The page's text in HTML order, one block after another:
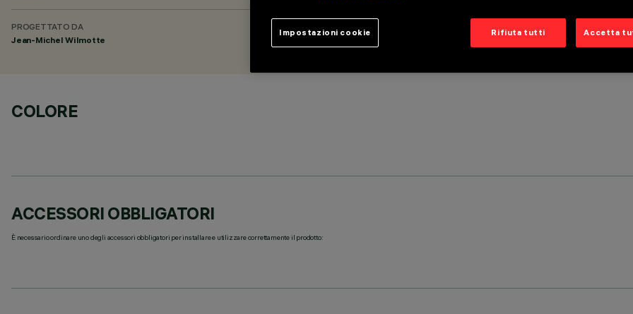
PROGETTATO DA
Jean-Michel Wilmotte
COLORE
ACCESSORI OBBLIGATORI
È necessario ordinare uno degli accessori obbligatori per installare e utilizzare correttamente il prodotto:
Rifiuta tutti Accetta
Impostazioni cookie